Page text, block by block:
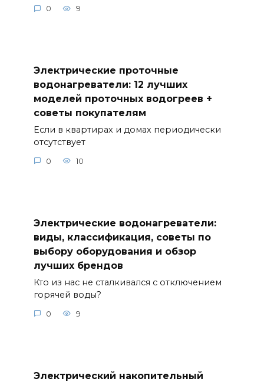
0 9
Электрические проточные
водонагреватели: 12 лучших
моделей проточных водогреев +
советы покупателям
Если в квартирах и домах периодически
отсутствует
0 10
Электрические водонагреватели:
виды, классификация, советы по
выбору оборудования и обзор
лучших брендов
Кто из нас не сталкивался с отключением
горячей воды?
0 9
Электрический накопительный